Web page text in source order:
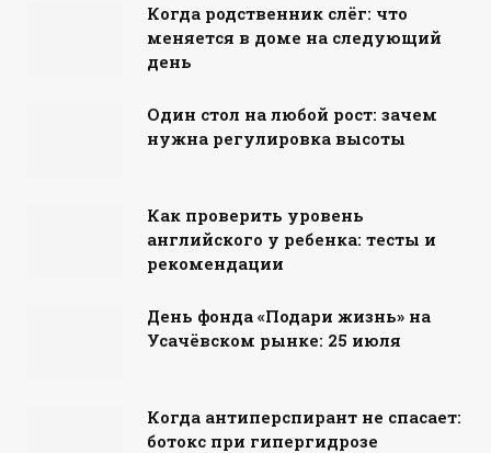
Когда родственник слёг: что
меняется в доме на следующий
день
Один стол на любой рост: зачем
нужна регулировка высоты
Как проверить уровень
английского у ребенка: тесты и
рекомендации
День фонда «Подари жизнь» на
Усачёвском рынке: 25 июля
Когда антиперспирант не спасает:
ботокс при гипергидрозе